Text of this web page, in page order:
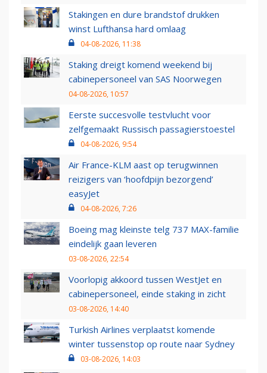
Stakingen en dure brandstof drukken
winst Lufthansa hard omlaag
04-08-2026, 11:38
Staking dreigt komend weekend bij
cabinepersoneel van SAS Noorwegen
04-08-2026, 10:57
Eerste succesvolle testvlucht voor
zelfgemaakt Russisch passagierstoestel
04-08-2026, 9:54
Air France-KLM aast op terugwinnen
reizigers van ‘hoofdpijn bezorgend’
easyJet
04-08-2026, 7:26
Boeing mag kleinste telg 737 MAX-familie
eindelijk gaan leveren
03-08-2026, 22:54
Voorlopig akkoord tussen WestJet en
cabinepersoneel, einde staking in zicht
03-08-2026, 14:40
Turkish Airlines verplaatst komende
winter tussenstop op route naar Sydney
03-08-2026, 14:03